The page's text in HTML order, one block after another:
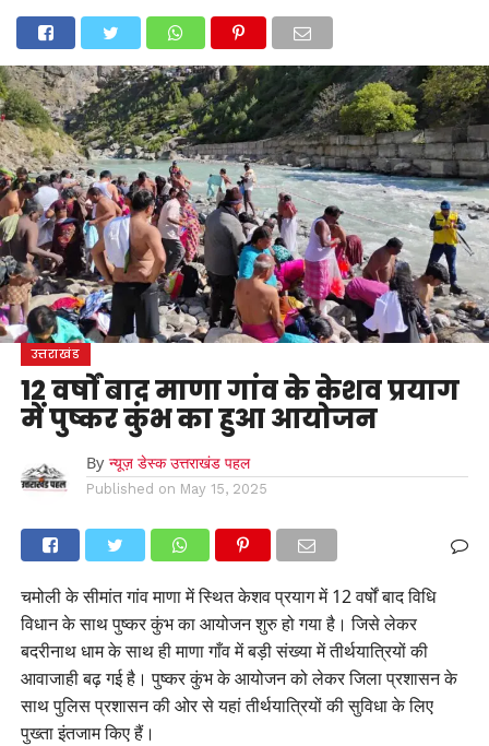
उत्तराखंडअल्मोड़ाउत्तरकाशीउधम सिंह नगरचंपावतचमोली टिहरी गढ़वाल
देहरादूननैनीतालपिथौरागढ़पौड़ी गढ़वालबागेश्वररुद्रप्रयागहरिद्वार देशदुनिया
मनोरंजन
उत्तराखंड
12 वर्षों बाद माणा गांव के केशव प्रयाग
में पुष्कर कुंभ का हुआ आयोजन
By न्यूज़ डेस्क उत्तराखंड पहल
Published on May 15, 2025
चमोली के सीमांत गांव माणा में स्थित केशव प्रयाग में 12 वर्षों बाद विधि
विधान के साथ पुष्कर कुंभ का आयोजन शुरु हो गया है। जिसे लेकर
बदरीनाथ धाम के साथ ही माणा गाँव में बड़ी संख्या में तीर्थयात्रियों की
आवाजाही बढ़ गई है। पुष्कर कुंभ के आयोजन को लेकर जिला प्रशासन के
साथ पुलिस प्रशासन की ओर से यहां तीर्थयात्रियों की सुविधा के लिए
पुख्ता इंतजाम किए हैं।